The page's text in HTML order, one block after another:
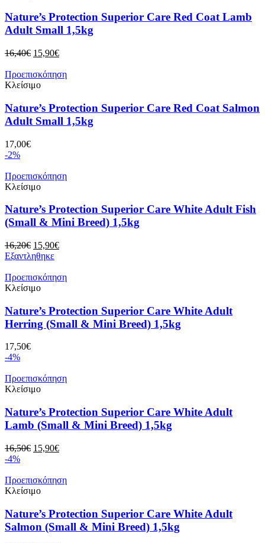
Nature’s Protection Superior Care Red Coat Lamb
Adult Small 1,5kg
16,40€ Original
was:
16,40€.
15,90€Η
τιμή
Προεπισκόπηση
Κλείσιμο
Nature’s Protection Superior Care Red Coat Salmon
Adult Small 1,5kg
17,00€
-2%
Προεπισκόπηση
Κλείσιμο
Nature’s Protection Superior Care White Adult Fish
(Small & Mini Breed) 1,5kg
16,20€ Original
price
16,20€.
15,90€Η
είναι:
Εξαντληθηκε
Προεπισκόπηση
Κλείσιμο
Nature’s Protection Superior Care White Adult
Herring (Small & Mini Breed) 1,5kg
17,50€
-4%
Προεπισκόπηση
Κλείσιμο
Nature’s Protection Superior Care White Adult
Lamb (Small & Mini Breed) 1,5kg
16,50€ Original
16,50€.
15,90€Η
είναι:
-4%
Προεπισκόπηση
Κλείσιμο
Nature’s Protection Superior Care White Adult
Salmon (Small & Mini Breed) 1,5kg